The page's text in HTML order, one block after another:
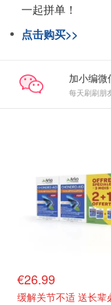
一起拼单！
点击购买>>
加小编微
每天刷刷朋
€26.99
缓解关节不适 送长辈